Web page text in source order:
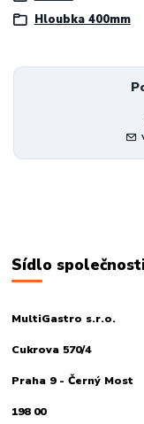
Hloubka 400mm
Sídlo
MultiGastro s.r.o.
Cukrova 570/4
Praha 9 - Černý Most
198 00